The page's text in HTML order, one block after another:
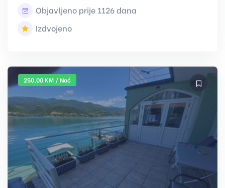
Objavljeno prije 1126 dana
Izdvojeno
250,00 KM / Noć